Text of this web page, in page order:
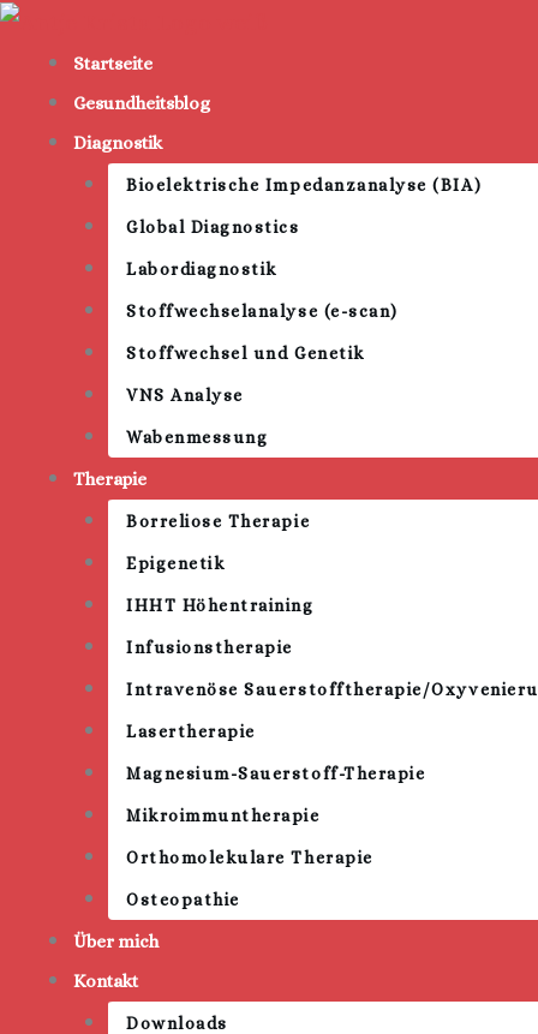
Zum
Inhalt
springen
Startseite
Gesundheitsblog
Diagnostik
Bioelektrische Impedanzanalyse (BIA)
Global Diagnostics
Labordiagnostik
Stoffwechselanalyse (e-scan)
Stoffwechsel und Genetik
VNS Analyse
Wabenmessung
Therapie
Borreliose Therapie
Epigenetik
IHHT Höhentraining
Infusionstherapie
Intravenöse Sauerstofftherapie/
Lasertherapie
Magnesium-Sauerstoff-Therapie
Mikroimmuntherapie
Orthomolekulare Therapie
Osteopathie
Über mich
Kontakt
Downloads